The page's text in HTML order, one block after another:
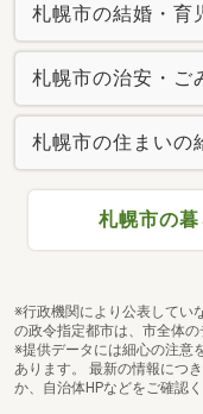
札幌市の結婚・育
札幌市の治安・ご
札幌市の住まいの
札幌市の
※行政機関により公表してい
の政令指定都市は、市全体の
※提供データには細心の注意
あります。 最新の情報につ
か、自治体HPなどをご確認く